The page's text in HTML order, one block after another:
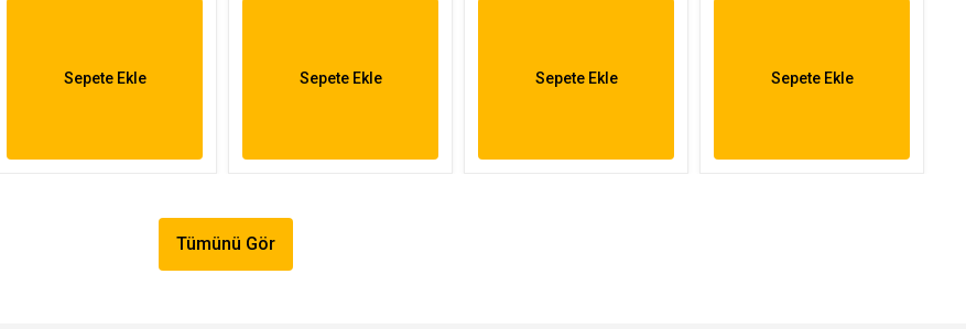
Sepete Ekle Sepete Ekle Sepete Ekle Sepete Ekle
Tümünü Gör